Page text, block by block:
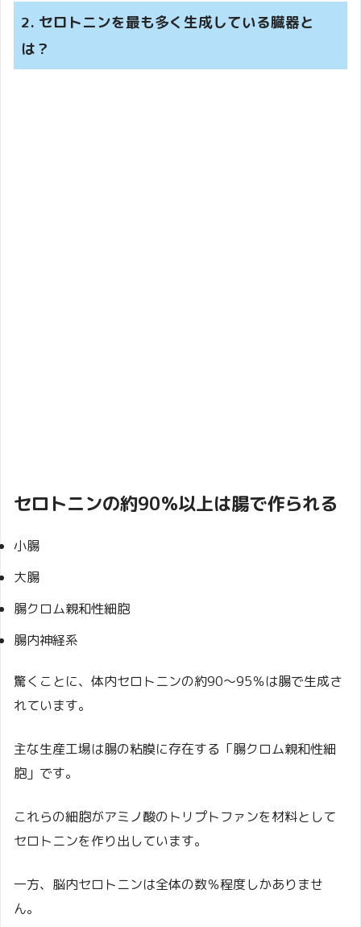
2. セロトニンを最も多く生成している臓器と
は？
セロトニンの約90％以上は腸で作られる
小腸
大腸
腸クロム親和性細胞
腸内神経系
驚くことに、体内セロトニンの約90〜95％は腸で生成さ
れています。
主な生産工場は腸の粘膜に存在する「腸クロム親和性細
胞」です。
これらの細胞がアミノ酸のトリプトファンを材料として
セロトニンを作り出しています。
一方、脳内セロトニンは全体の数％程度しかありませ
ん。